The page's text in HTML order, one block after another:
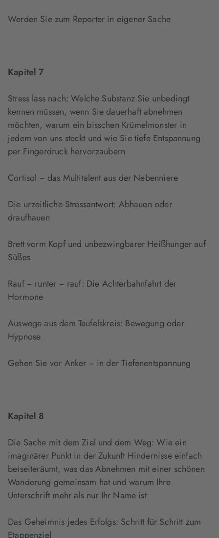
Werden Sie zum Reporter in eigener Sache
Kapitel 7
Stress lass nach: Welche Substanz Sie unbedingt
kennen müssen, wenn Sie dauerhaft abnehmen
möchten, warum ein bisschen Krümelmonster in
jedem von uns steckt und wie Sie tiefe Entspannung
per Fingerdruck hervorzaubern
Cortisol − das Multitalent aus der Nebenniere
Die urzeitliche Stressantwort: Abhauen oder
draufhauen
Brett vorm Kopf und unbezwingbarer Heißhunger auf
Süßes
Rauf − runter − rauf: Die Achterbahnfahrt der
Hormone
Auswege aus dem Teufelskreis: Bewegung oder
Hypnose
Gehen Sie vor Anker − in der Tiefenentspannung
Kapitel 8
Die Sache mit dem Ziel und dem Weg: Wie ein
imaginärer Punkt in der Zukunft Hindernisse einfach
beiseiteräumt, was das Abnehmen mit einer schönen
Wanderung gemeinsam hat und warum Ihre
Unterschrift mehr als nur Ihr Name ist
Das Geheimnis jedes Erfolgs: Schritt für Schritt zum
Etappenziel